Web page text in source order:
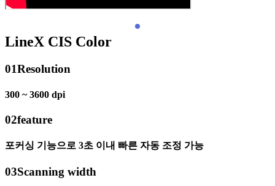
LineX CIS Color
01Resolution
300 ~ 3600 dpi
02feature
포커싱 기능으로 3초 이내 빠른 자동 조정 가능
03Scanning width